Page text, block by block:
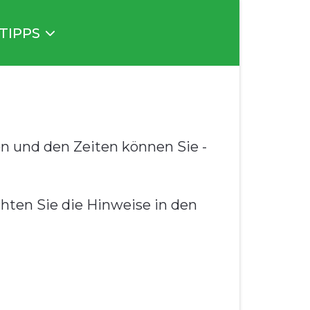
und den Zeiten können Sie -
Sie die Hinweise in den